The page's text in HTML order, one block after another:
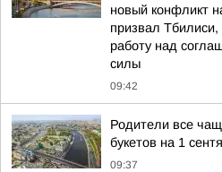
новый конфликт
призвал
работу над
силы
09:42
Родители все
букетов на 1
09:37